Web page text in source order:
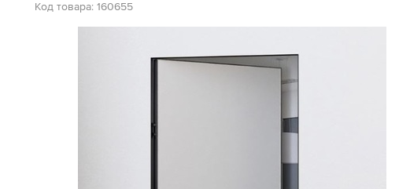
Код товара: 160655